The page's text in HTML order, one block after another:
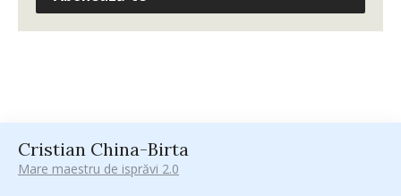
Cristian China-Birta
Mare maestru de isprăvi 2.0